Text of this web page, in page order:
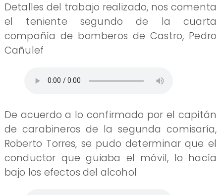
Detalles del trabajo realizado, nos comenta
el teniente segundo de la cuarta
compañía de bomberos de Castro, Pedro
Cañulef
De acuerdo a lo confirmado por el capitán
de carabineros de la segunda comisaría,
Roberto Torres, se pudo determinar que el
conductor que guiaba el móvil, lo hacía
bajo los efectos del alcohol